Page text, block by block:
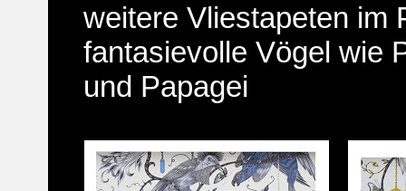
weitere Vliestapeten im
fantasievolle Vögel wie
und Papagei